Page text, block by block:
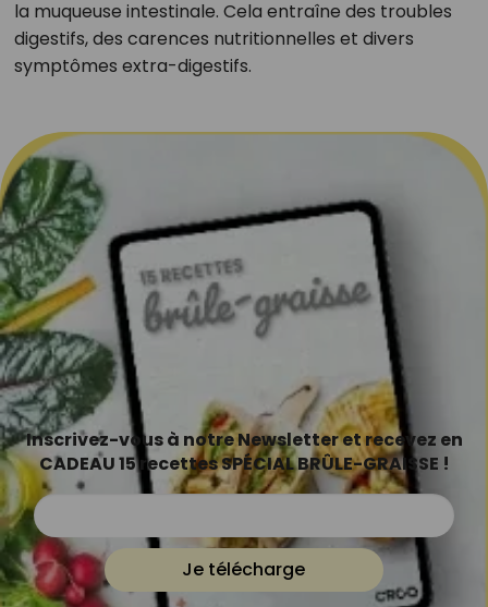
la muqueuse intestinale. Cela entraîne des troubles
digestifs, des carences nutritionnelles et divers
symptômes extra-digestifs.
Inscrivez-vous à notre Newsletter et recevez en
CADEAU 15 recettes SPÉCIAL BRÛLE-GRAISSE !
Je télécharge